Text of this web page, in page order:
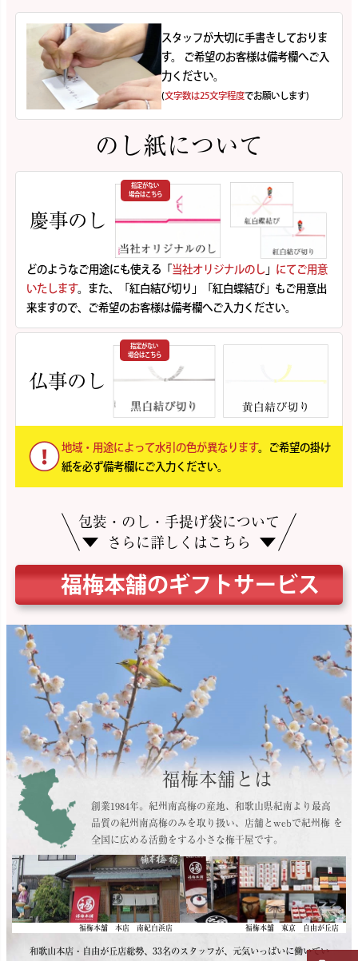
スタッフが大切に手書きしておりま
す。 ご希望のお客様は備考欄へご入
力ください。
(文字数は25文字程度でお願いします)
のし紙について
慶事のし
指定がない
場合はこちら
どのようなご用途にも使える「 当社オリジナルのし」 にてご用意
いたします。また、「紅白結び切り」「紅白蝶結び」もご用意出
来ますので、ご希望のお客様は備考欄へご入力ください。
仏事のし
指定がない
場合はこちら
地域・用途によって水引の色が異なります。ご希望の掛け
紙を必ず備考欄にご入力ください。
包装・のし・手提げ袋について
さらに詳しくはこちら
福梅本舗のギフトサービス
福梅本舗とは
創業1984年。紀州南高梅の産地、和歌山県紀南より最高
品質の紀州南高梅のみを取り扱い、店舗とwebで紀州梅 を
全国に広める活動をする小さな梅干屋です。
福梅本舗 本店 南紀白浜店 福梅本舗 東京 自由が丘店
和歌山本店・自由が丘店総勢、33名のスタッフが、元気いっぱいに働いてい